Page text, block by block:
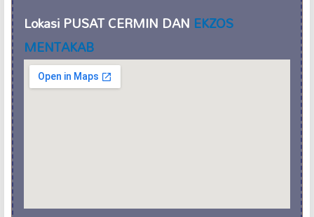
Lokasi PUSAT CERMIN DAN EKZOS
MENTAKAB